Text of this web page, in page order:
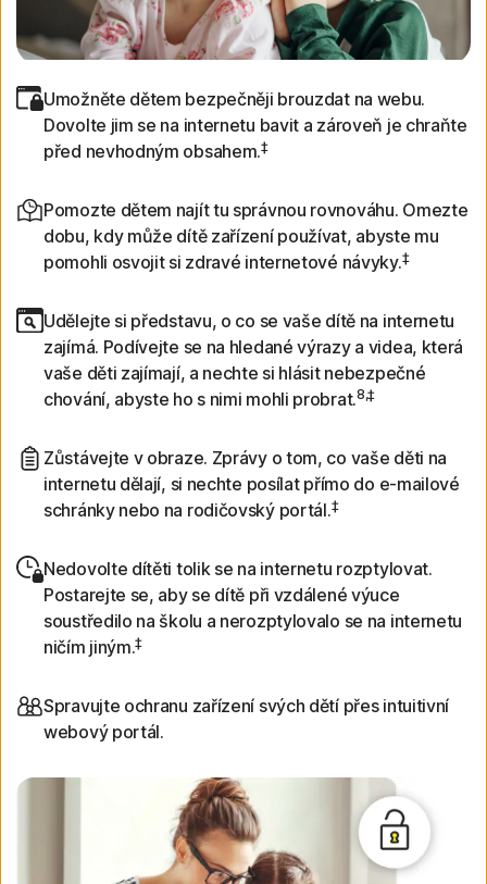
Umožněte dětem bezpečněji brouzdat na webu.
Dovolte jim se na internetu bavit a zároveň je chraňte
před nevhodným obsahem.‡
Pomozte dětem najít tu správnou rovnováhu. Omezte
dobu, kdy může dítě zařízení používat, abyste mu
pomohli osvojit si zdravé internetové návyky.‡
Udělejte si představu, o co se vaše dítě na internetu
zajímá. Podívejte se na hledané výrazy a videa, která
vaše děti zajímají, a nechte si hlásit nebezpečné
chování, abyste ho s nimi mohli probrat.8,‡
Zůstávejte v obraze. Zprávy o tom, co vaše děti na
internetu dělají, si nechte posílat přímo do e-mailové
schránky nebo na rodičovský portál.‡
Nedovolte dítěti tolik se na internetu rozptylovat.
Postarejte se, aby se dítě při vzdálené výuce
soustředilo na školu a nerozptylovalo se na internetu
ničím jiným.‡
Spravujte ochranu zařízení svých dětí přes intuitivní
webový portál.